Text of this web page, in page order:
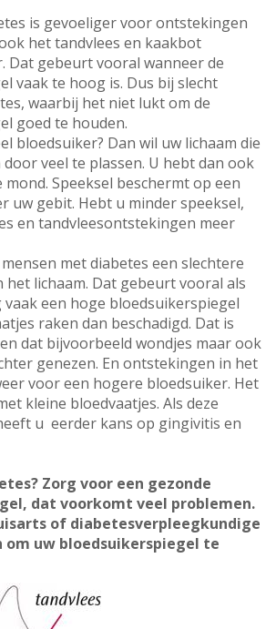
is gevoeliger voor ontstekingen
het tandvlees en kaakbot
Dat gebeurt vooral wanneer de
vaak te hoog is. Dus bij slecht
waarbij het niet lukt om de
goed te houden.
bloedsuiker? Dan wil uw lichaam die
veel te plassen. U hebt dan ook
Speeksel beschermt op een
uw gebit. Hebt u minder speeksel,
en tandvleesontstekingen meer
met diabetes een slechtere
lichaam. Dat gebeurt vooral als
een hoge bloedsuikerspiegel
raken dan beschadigd. Dat is
dat bijvoorbeeld wondjes maar ook
genezen. En ontstekingen in het
voor een hogere bloedsuiker. Het
kleine bloedvaatjes. Als deze
u eerder kans op gingivitis en
Zorg voor een gezonde
dat voorkomt veel problemen.
of diabetesverpleegkundige
uw bloedsuikerspiegel te